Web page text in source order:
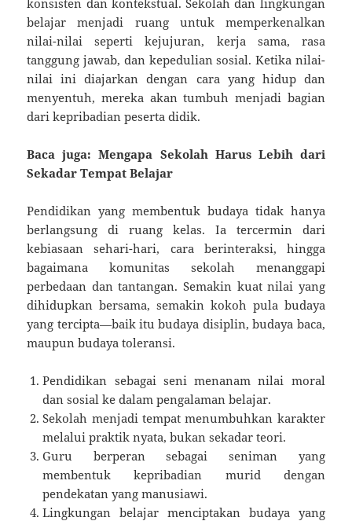
belajar menjadi ruang untuk memperkenalkan
nilai-nilai seperti kejujuran, kerja sama, rasa
tanggung jawab, dan kepedulian sosial. Ketika nilai-
nilai ini diajarkan dengan cara yang hidup dan
menyentuh, mereka akan tumbuh menjadi bagian
dari kepribadian peserta didik.
Baca juga: Mengapa Sekolah Harus Lebih dari
Sekadar Tempat Belajar
Pendidikan yang membentuk budaya tidak hanya
berlangsung di ruang kelas. Ia tercermin dari
kebiasaan sehari-hari, cara berinteraksi, hingga
bagaimana komunitas sekolah menanggapi
perbedaan dan tantangan. Semakin kuat nilai yang
dihidupkan bersama, semakin kokoh pula budaya
yang tercipta—baik itu budaya disiplin, budaya baca,
maupun budaya toleransi.
Pendidikan sebagai seni menanam nilai moral
dan sosial ke dalam pengalaman belajar.
Sekolah menjadi tempat menumbuhkan karakter
melalui praktik nyata, bukan sekadar teori.
Guru berperan sebagai seniman yang
membentuk kepribadian murid dengan
pendekatan yang manusiawi.
Lingkungan belajar menciptakan budaya yang